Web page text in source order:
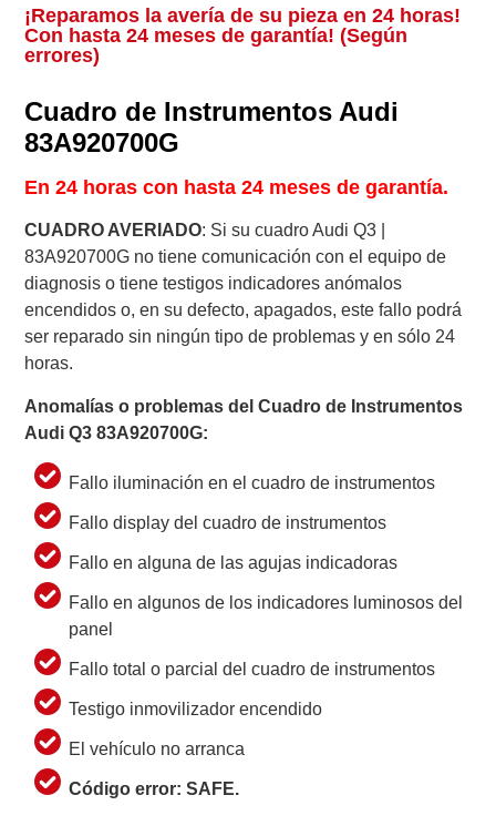
¡Reparamos la avería de su pieza en 24 horas!
Con hasta 24 meses de garantía! (Según
errores)
Cuadro de Instrumentos Audi
83A920700G
En 24 horas con hasta 24 meses de garantía.
CUADRO AVERIADO: Si su cuadro Audi Q3 |
83A920700G no tiene comunicación con el equipo de
diagnosis o tiene testigos indicadores anómalos
encendidos o, en su defecto, apagados, este fallo podrá
ser reparado sin ningún tipo de problemas y en sólo 24
horas.
Anomalías o problemas del Cuadro de Instrumentos
AudiQ383A920700G:
Fallo iluminación en el cuadro de instrumentos
Fallo display del cuadro de instrumentos
Fallo en alguna de las agujas indicadoras
Fallo en algunos de los indicadores luminosos del
panel
Fallo total o parcial del cuadro de instrumentos
Testigo inmovilizador encendido
El vehículo no arranca
Código error: SAFE.